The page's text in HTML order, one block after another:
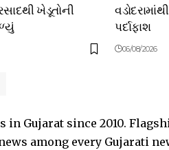
ખેડૂતોની
પર્દાફાશ
06/08/2026
Gujarat since 2010.
among every Gujarati